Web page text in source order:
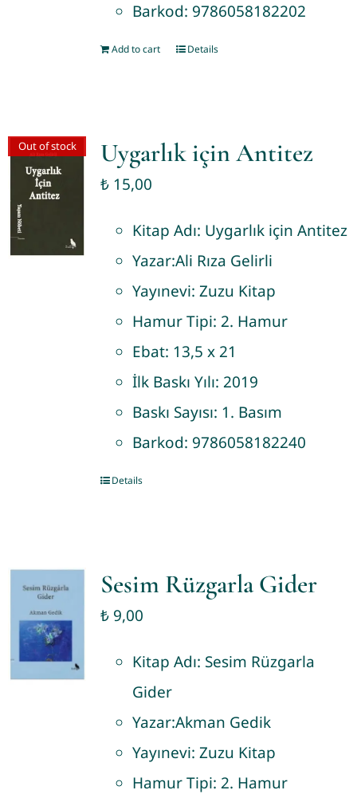
Barkod: 9786058182202
Add to cart Details
Out of stock Uygarlık için Antitez
₺15,00
Kitap Adı: Uygarlık için Antitez
Yazar:Ali Rıza Gelirli
Yayınevi: Zuzu Kitap
Hamur Tipi: 2. Hamur
Ebat: 13,5 x 21
İlk Baskı Yılı: 2019
Baskı Sayısı: 1. Basım
Barkod: 9786058182240
Details
Sesim Rüzgarla Gider
₺9,00
Kitap Adı: Sesim Rüzgarla
Gider
Yazar:Akman Gedik
Yayınevi: Zuzu Kitap
Hamur Tipi: 2. Hamur